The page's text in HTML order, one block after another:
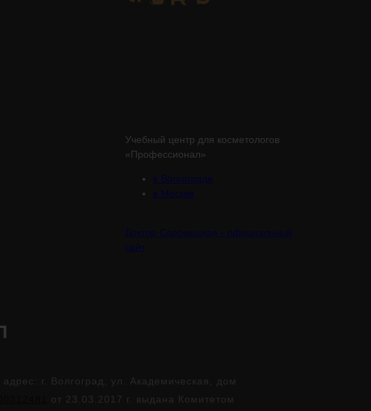
Учебный центр для косметологов
«Профессионал»
в Волгограде
в Москве
Доктор Саромыцкая - официальный
сайт
г. Волгоград, ул. Академическая, дом
от 23.03.2017 г. выдана Комитетом